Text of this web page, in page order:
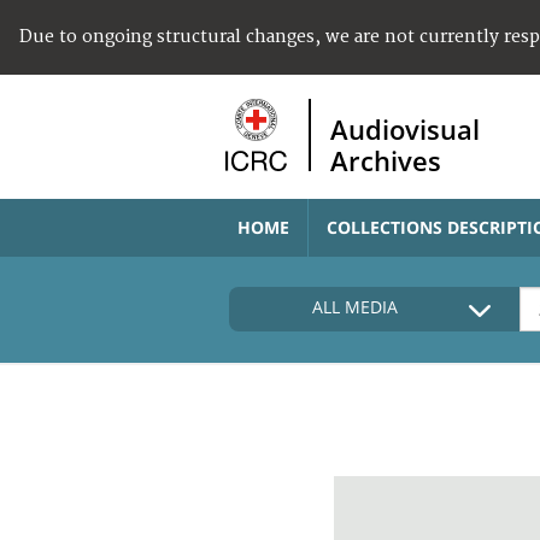
Due to ongoing structural changes, we are not currently
Audiovisual
Archives
HOME COLLECTIONS
ALL MEDIA